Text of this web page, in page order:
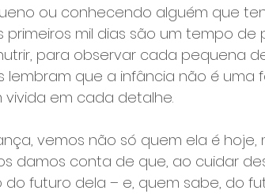
ou conhecendo alguém que
primeiros mil dias são um tempo
para observar cada pequena
lembram que a infância não é uma
vivida em cada detalhe.
vemos não só quem ela é
damos conta de que, ao cuidar
do futuro dela – e, quem sabe, do